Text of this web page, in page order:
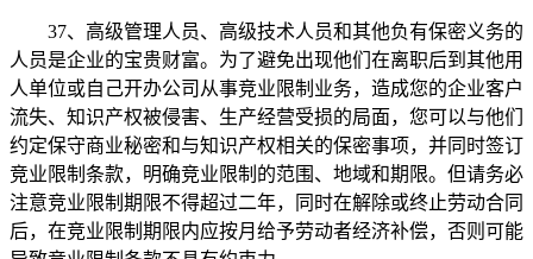
37、高级管理人员、高级技术人员和其他负有保密义务的
人员是企业的宝贵财富。为了避免出现他们在离职后到其他用
人单位或自己开办公司从事竞业限制业务，造成您的企业客户
流失、知识产权被侵害、生产经营受损的局面，您可以与他们
约定保守商业秘密和与知识产权相关的保密事项，并同时签订
竞业限制条款，明确竞业限制的范围、地域和期限。但请务必
注意竞业限制期限不得超过二年，同时在解除或终止劳动合同
后，在竞业限制期限内应按月给予劳动者经济补偿，否则可能